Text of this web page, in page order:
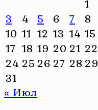
1
3
4 5 6 7 8
10 11 12 13 14 15
17 18 19 20 21 22
24 2526 27 2829
31
« Июл